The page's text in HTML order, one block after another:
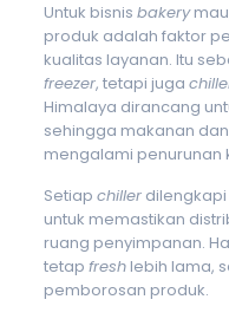
Untuk bisnis bakery
produk adalah faktor
kualitas layanan. Itu
freezer, tetapi juga
Himalaya dirancang
sehingga makanan
mengalami penurunan
Setiap chillerdilengkapi
untuk memastikan
ruang penyimpanan.
tetap freshlebih lama,
pemborosan produk.